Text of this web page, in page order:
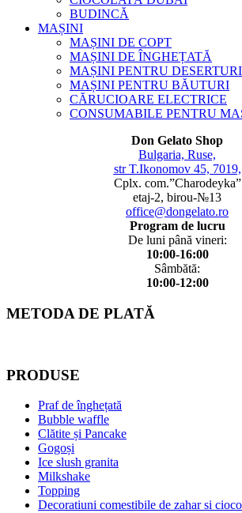
BUDINCĂ
MAȘINI
MAȘINI DE COPT
MAȘINI DE ÎNGHEȚATĂ
MAȘINI PENTRU
MAȘINI PENTRU BĂUTURI
CĂRUCIOARE ELECTRICE
CONSUMABILE PENTRU
Don Gelato Shop
Bulgaria, Ruse,
str T.Ikonomov 45, 7019,
Cplx. com.”Charodeyka”
etaj-2, birou-№13
office@dongelato.ro
Program de lucru
De luni până vineri:
10:00-16:00
Sâmbătă:
10:00-12:00
METODA DE PLATĂ
PRODUSE
Praf de înghețată
Bubble waffle
Clătite și Pancake
Gogoși
Ice slush granita
Milkshake
Topping
Decoratiuni comestibile de zahar si